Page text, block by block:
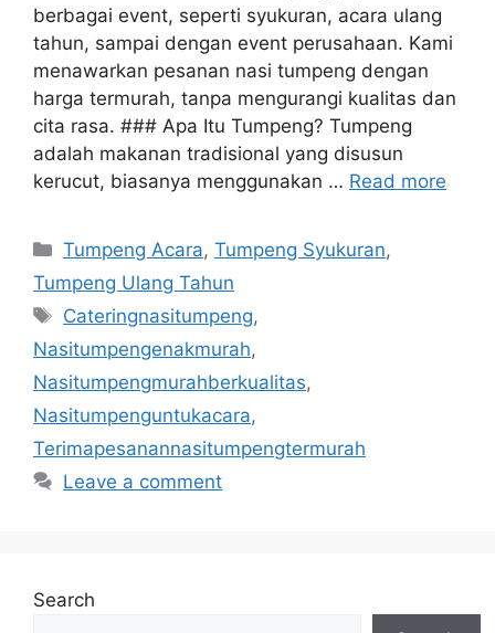
berbagai event, seperti syukuran, acara ulang
tahun, sampai dengan event perusahaan. Kami
menawarkan pesanan nasi tumpeng dengan
harga termurah, tanpa mengurangi kualitas dan
cita rasa. ### Apa Itu Tumpeng? Tumpeng
adalah makanan tradisional yang disusun
kerucut, biasanya menggunakan … Read more
Categories
Tumpeng Acara,Tumpeng Syukuran,
Tumpeng Ulang Tahun
Tags
Cateringnasitumpeng,
Nasitumpengenakmurah,
Nasitumpengmurahberkualitas,
Nasitumpenguntukacara,
Terimapesanannasitumpengtermurah
Leave a comment
Search